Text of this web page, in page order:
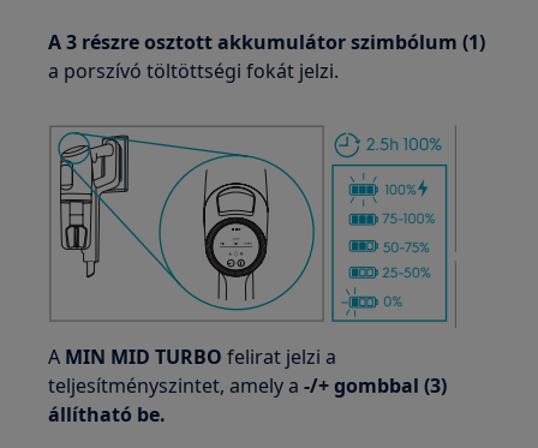
A 3 részre osztott akkumulátor szimbólum (1)
a porszívó töltöttségi fokát jelzi.
A MIN MID TURBO felirat jelzi a
teljesítményszintet, amely a-/+ gombbal (3)
állítható be.